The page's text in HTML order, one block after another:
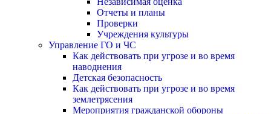
Отчеты и планы
Проверки
Учреждения культуры
Управление ГО и ЧС
Как действовать при угрозе и во время
наводнения
Детская безопасность
Как действовать при угрозе и во время
землетрясения
Мероприятия гражданской обороны